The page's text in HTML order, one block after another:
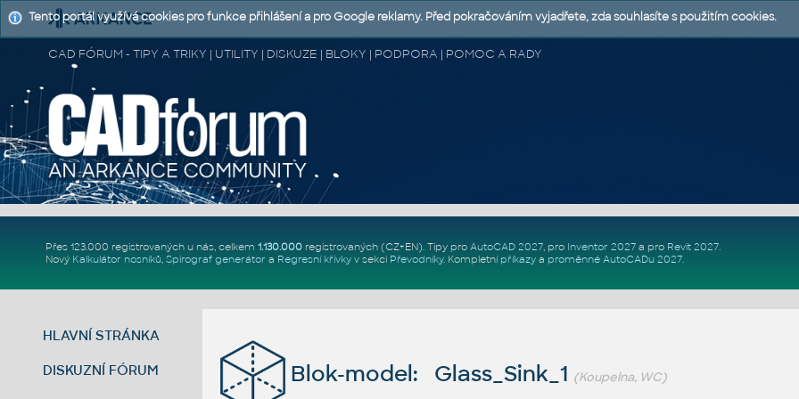
CAD FÓRUM - TIPY A TRIKY | UTILITY | DISKUZE | BLOKY | PODPORA | POMOC A RADY
Přes 123.000 registrovaných u nás, celkem 1.130.000registrovaných (CZ+EN). Tipy pro AutoCAD 2027, pro Inventor 2027a pro Revit 2027.
Nový Kalkulátor nosníků, Spirograf generátor a Regresní křivkyv sekci Převodníky. Kompletní příkazya proměnné AutoCADu 2027.
HLAVNÍ STRÁNKA
DISKUZNÍ FÓRUM Blok-model: Glass_Sink_1 (Koupelna, WC)
Tento portál využívá cookies pro funkce přihlášení a pro Google reklamy. Před pokračováním vyjadřete, zda souhlasíte s použitím cookies.